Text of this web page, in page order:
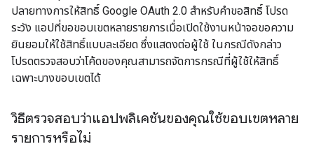
ปลายทางการให้สิทธิ์ Google OAuth 2.0 สำหรับคำขอสิทธิ์ โปรด
ระวัง แอปที่ขอขอบเขตหลายรายการเมื่อเปิดใช้งานหน้าจอขอความ
ยินยอมให้ใช้สิทธิ์แบบละเอียด ซึ่งแสดงต่อผู้ใช้ ในกรณีดังกล่าว
โปรดตรวจสอบว่าโค้ดของคุณสามารถจัดการกรณีที่ผู้ใช้ให้สิทธิ์
เฉพาะบางขอบเขตได้
วิธีตรวจสอบว่าแอปพลิเคชันของคุณใช้ขอบเขตหลาย
รายการหรือไม่